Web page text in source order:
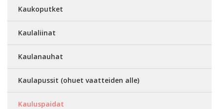
Kaukoputket
Kaulaliinat
Kaulanauhat
Kaulapussit (ohuet vaatteiden alle)
Kauluspaidat